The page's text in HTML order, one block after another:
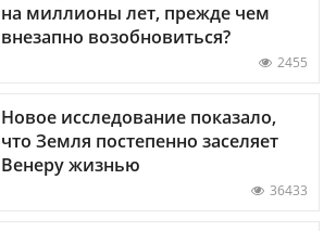
на миллионы лет, прежде чем
внезапно возобновиться?
2455
Новое исследование показало,
что Земля постепенно заселяет
Венеру жизнью
36433